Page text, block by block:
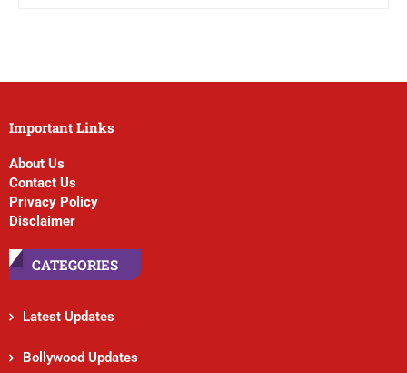
Important Links
About Us
Contact Us
Privacy Policy
Disclaimer
CATEGORIES
Latest Updates
Bollywood Updates